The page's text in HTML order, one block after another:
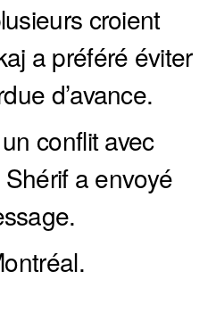
croient
a préféré éviter
d’avance.
conflit avec
Shérif a envoyé